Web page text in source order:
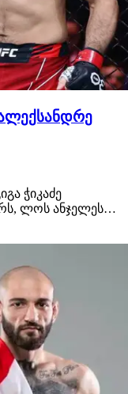
ჭიკაძე
ლოს ანჯელესში
ბრიტო,
ცარუკიანი